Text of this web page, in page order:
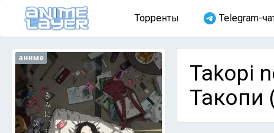
Торренты Telegram-
аниме
Takopi
Такопи